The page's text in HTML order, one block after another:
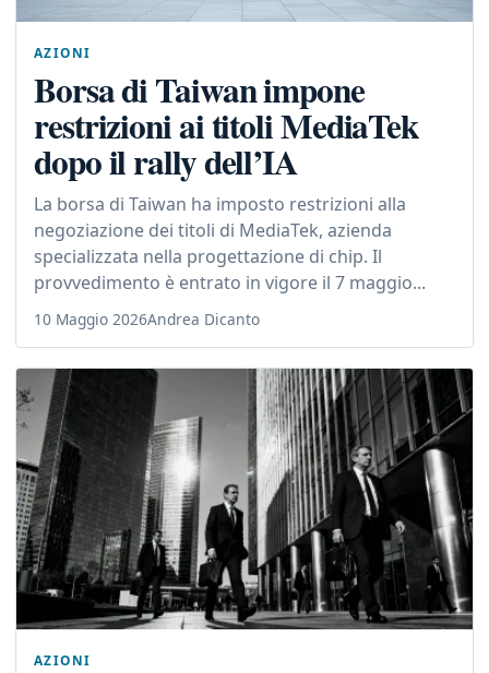
AZIONI
Borsa di Taiwan impone
restrizioni ai titoli MediaTek
dopo il rally dell’IA
La borsa di Taiwan ha imposto restrizioni alla
negoziazione dei titoli di MediaTek, azienda
specializzata nella progettazione di chip. Il
provvedimento è entrato in vigore il 7 maggio...
10 Maggio 2026Andrea Dicanto
AZIONI